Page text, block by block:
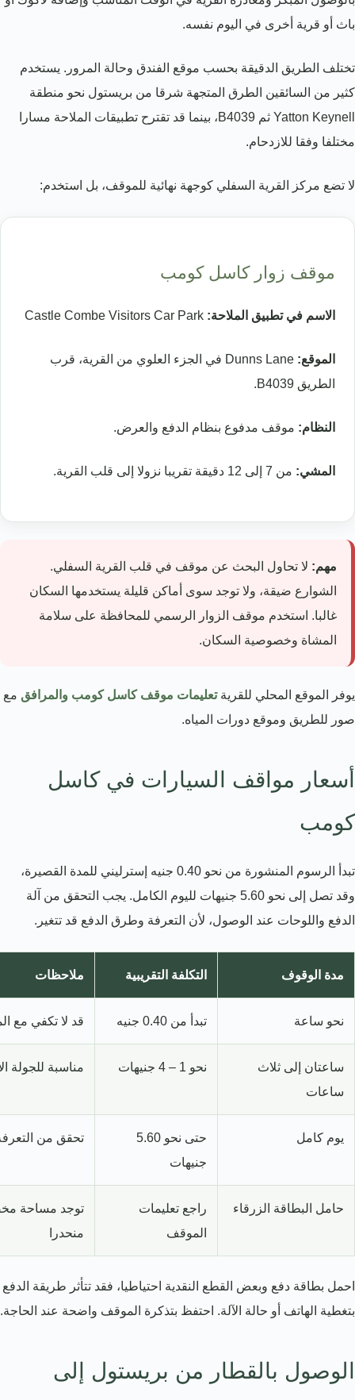
باث أو قرية أخرى في اليوم نفسه.
تختلف الطريق الدقيقة بحسب موقع الفندق وحالة المرور. يستخدم
كثير من السائقين الطرق المتجهة شرقا من بريستول نحو منطقة
Yatton Keynell ثم B4039، بينما قد تقترح تطبيقات الملاحة مسارا
مختلفا وفقا للازدحام.
لا تضع مركز القرية السفلي كوجهة نهائية للموقف، بل استخدم:
موقف زوار كاسل كومب
الاسم في تطبيق الملاحة:
الموقع:
Dunns Lane في الجزء العلوي من القرية، قرب
الطريق B4039.
النظام: موقف مدفوع بنظام الدفع والعرض.
المشي: من 7 إلى 12 دقيقة تقريبا نزولا إلى قلب القرية.
مهم: لا تحاول البحث عن موقف في قلب القرية السفلي.
الشوارع ضيقة، ولا توجد سوى أماكن قليلة يستخدمها السكان
غالبا. استخدم موقف الزوار الرسمي للمحافظة على سلامة
المشاة وخصوصية السكان.
يوفر الموقع المحلي للقريةتعليمات موقف كاسل كومب والمرافق مع
صور للطريق وموقع دورات المياه.
أسعار مواقف السيارات في كاسل
كومب
تبدأ الرسوم المنشورة من نحو 0.40 جنيه إسترليني للمدة القصيرة،
وقد تصل إلى نحو 5.60 جنيهات لليوم الكامل. يجب التحقق من آلة
الدفع واللوحات عند الوصول، لأن التعرفة وطرق الدفع قد تتغير.
مدة الوقوف التكلفة التقريبية ملاحظات
نحو ساعة تبدأ من 0.40 جنيه قد لا تكفي مع
ساعتان إلى ثلاث
ساعات
نحو 1 – 4 جنيهات مناسبة للجولة
يوم كامل
حتى نحو 5.60
جنيهات
تحقق من التعرفة
حامل البطاقة الزرقاء
راجع تعليمات
الموقف
توجد مساحة
منحدرا
احمل بطاقة دفع وبعض القطع النقدية احتياطيا، فقد تتأثر طريقة الدفع
بتغطية الهاتف أو حالة الآلة. احتفظ بتذكرة الموقف واضحة عند الحاجة.
الوصول بالقطار من بريستول إلى